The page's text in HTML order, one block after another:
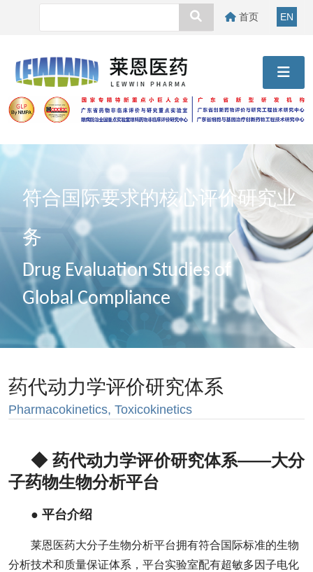
首页 EN
符合国际要求的核心评价研究业
务
Drug Evaluation Studies of
Global Compliance
药代动力学评价研究体系
Pharmacokinetics, Toxicokinetics
◆ 药代动力学评价研究体系——大分
子药物生物分析平台
● 平台介绍
莱恩医药大分子生物分析平台拥有符合国际标准的生物
分析技术和质量保证体系，平台实验室配有超敏多因子电化